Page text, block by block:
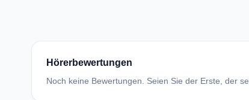
Hörerbewertungen
Noch keine Bewertungen. Seien Sie der Erste, der